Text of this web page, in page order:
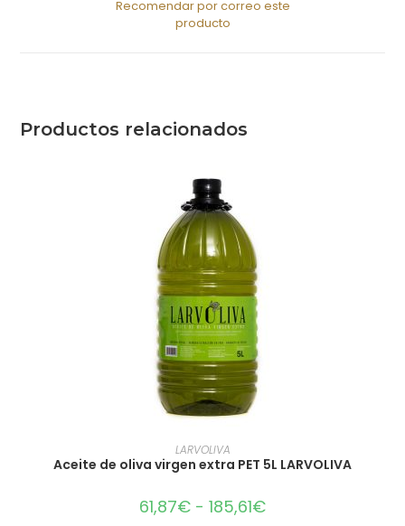
Recomendar por correo este
producto
Productos relacionados
SELECCIONAR OPCIONES
LARVOLIVA
Aceite de oliva virgen extra PET 5L LARVOLIVA
61,87€ - 185,61€